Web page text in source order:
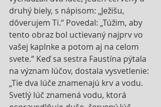
druhý biely, s nápisom: „Ježišu,
dôverujem Ti.“ Povedal: „Túžim, aby
tento obraz bol uctievaný najprv vo
vašej kaplnke a potom aj na celom
svete.“ Keď sa sestra Faustína pýtala
na význam lúčov, dostala vysvetlenie:
„Tie dva lúče znamenajú krv a vodu.
Svetlý lúč znamená vodu, ktorá